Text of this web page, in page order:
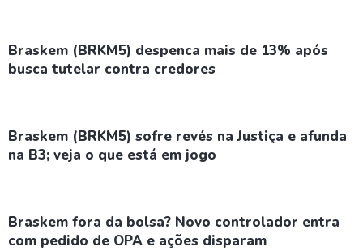
Braskem (BRKM5) despenca mais de 13% após
busca tutelar contra credores
Braskem (BRKM5) sofre revés na Justiça e afunda
na B3; veja o que está em jogo
Braskem fora da bolsa? Novo controlador entra
com pedido de OPA e ações disparam